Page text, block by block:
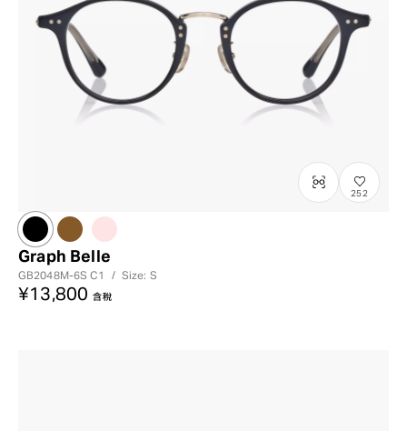
252
Graph Belle
GB2048M-6SC1 / Size: S
¥13,800 含稅